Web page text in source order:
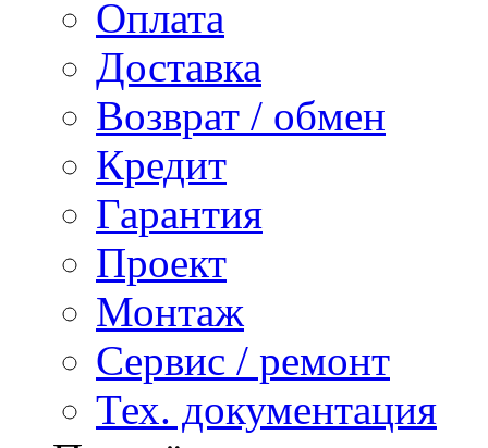
Оплата
Доставка
Возврат / обмен
Кредит
Гарантия
Проект
Монтаж
Сервис / ремонт
Тех. документация